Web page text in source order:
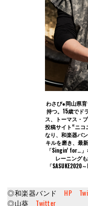
わさび●岡山県
持つ。15歳でド
ス、トーマス・
投稿サイト“ニコ
なり、和楽器バ
キルを磨き、最
「Singin’ for…
レーニング
「SASUKE2020
◎和楽器バンド HP
◎山葵 Twitter